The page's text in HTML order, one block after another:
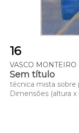
16
VASCO MONTEIRO
Sem título
técnica mista sobre
Dimensões (altura